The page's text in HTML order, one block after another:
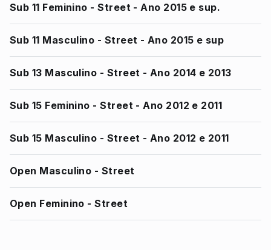
Sub 11 Feminino - Street - Ano 2015 e sup.
Sub 11 Masculino - Street - Ano 2015 e sup
Sub 13 Masculino - Street - Ano 2014 e 2013
Sub 15 Feminino - Street - Ano 2012 e 2011
Sub 15 Masculino - Street - Ano 2012 e 2011
Open Masculino - Street
Open Feminino - Street